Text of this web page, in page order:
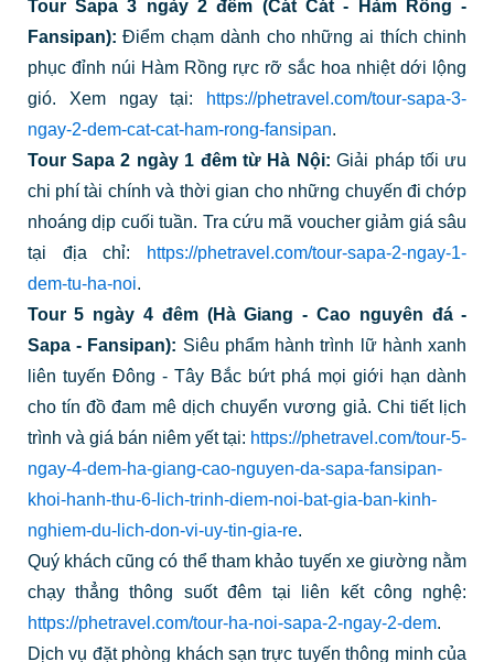
Tour Sapa 3 ngày 2 đêm (Cát Cát - Hàm Rồng -
Fansipan): Điểm chạm dành cho những ai thích chinh
phục đỉnh núi Hàm Rồng rực rỡ sắc hoa nhiệt dới lộng
gió. Xem ngay tại: https://phetravel.com/tour-sapa-3-
ngay-2-dem-cat-cat-ham-rong-fansipan.
Tour Sapa 2 ngày 1 đêm từ Hà Nội: Giải pháp tối ưu
chi phí tài chính và thời gian cho những chuyến đi chớp
nhoáng dịp cuối tuần. Tra cứu mã voucher giảm giá sâu
tại địa chỉ: https://phetravel.com/tour-sapa-2-ngay-1-
dem-tu-ha-noi.
Tour 5 ngày 4 đêm (Hà Giang - Cao nguyên đá -
Sapa - Fansipan): Siêu phẩm hành trình lữ hành xanh
liên tuyến Đông - Tây Bắc bứt phá mọi giới hạn dành
cho tín đồ đam mê dịch chuyển vương giả. Chi tiết lịch
trình và giá bán niêm yết tại: https://phetravel.com/tour-5-
ngay-4-dem-ha-giang-cao-nguyen-da-sapa-fansipan-
khoi-hanh-thu-6-lich-trinh-diem-noi-bat-gia-ban-kinh-
nghiem-du-lich-don-vi-uy-tin-gia-re.
Quý khách cũng có thể tham khảo tuyến xe giường nằm
chạy thẳng thông suốt đêm tại liên kết công nghệ:
https://phetravel.com/tour-ha-noi-sapa-2-ngay-2-dem.
Dịch vụ đặt phòng khách sạn trực tuyến thông minh của